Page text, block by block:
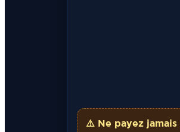
⚠️ Ne payez jamais